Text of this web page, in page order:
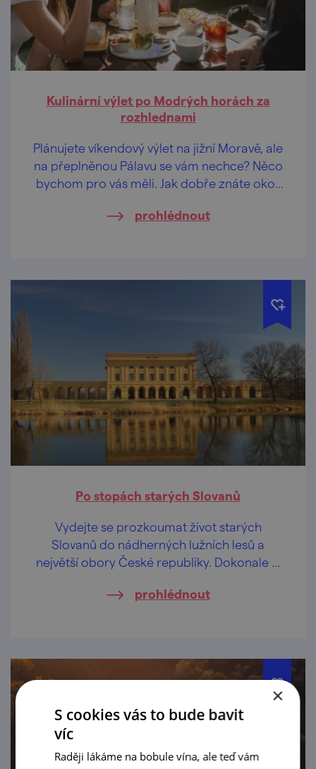
Kulinární výlet po Modrých horách za
rozhlednami
Plánujete víkendový výlet na jižní Moravě, ale
na přeplněnou Pálavu se vám nechce? Něco
bychom pro vás měli. Jak dobře znáte okolí
vínem – a podle nás je bohatá i na gastro
prohlédnout
Po stopách starých Slovanů
Vydejte se prozkoumat život starých
Slovanů do nádherných lužních lesů a
největší obory České republiky. Dokonale si
prohlédnout
×
S cookies vás to bude bavit
víc
Raději lákáme na bobule vína, ale teď vám